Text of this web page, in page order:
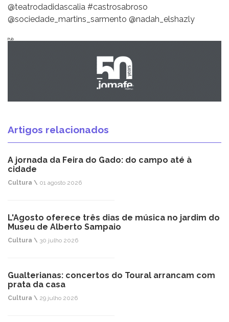
@teatrodadidascalia #castrosabroso
@sociedade_martins_sarmento @nadah_elshazly
Pub
Artigos relacionados
A jornada da Feira do Gado: do campo até à
cidade
Cultura \ 01 agosto 2026
L'Agosto oferece três dias de música no jardim do
Museu de Alberto Sampaio
Cultura \ 30 julho 2026
Gualterianas: concertos do Toural arrancam com
prata da casa
Cultura \ 29 julho 2026